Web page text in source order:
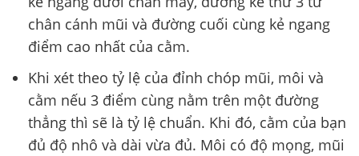
chân cánh mũi và đường cuối cùng kẻ ngang
điểm cao nhất của cằm.
Khi xét theo tỷ lệ của đỉnh chóp mũi, môi và
cằm nếu 3 điểm cùng nằm trên một đường
thẳng thì sẽ là tỷ lệ chuẩn. Khi đó, cằm của bạn
đủ độ nhô và dài vừa đủ. Môi có độ mọng, mũi